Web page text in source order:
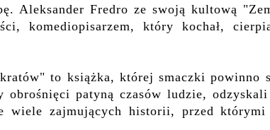
Aleksander Fredro ze swoją kultową
komediopisarzem, który kochał,
to książka, której smaczki powinno
patyną czasów ludzie,
wiele zajmujących historii, przed którymi